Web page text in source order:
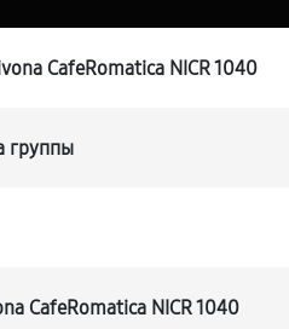
CafeRomatica NICR 1040
группы
CafeRomatica NICR 1040